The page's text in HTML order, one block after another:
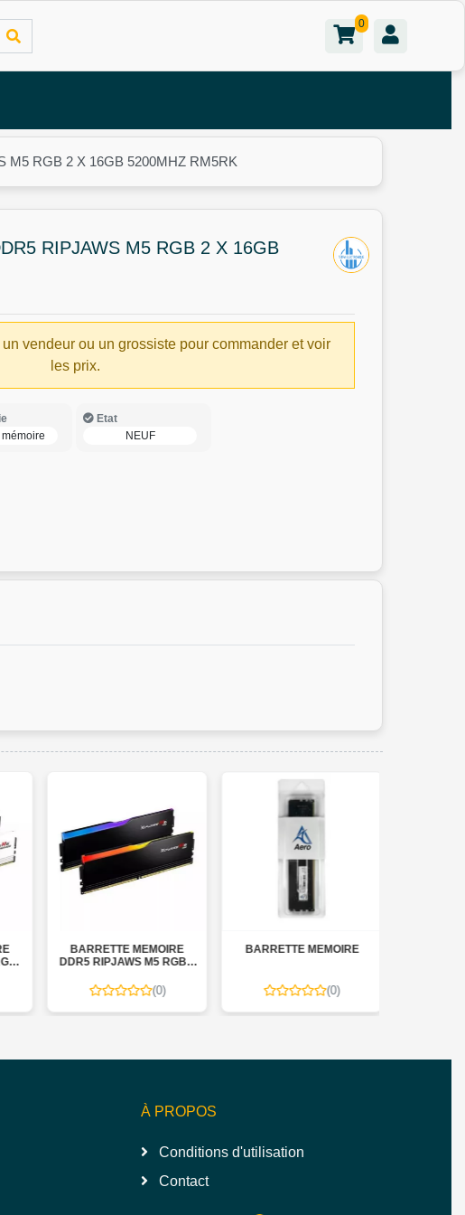
0
M5 RGB 2 X 16GB 5200MHZ RM5RK
RIPJAWS M5 RGB 2 X 16GB
vendeur ou un grossiste pour commander et voir
les prix.
mémoire
Etat
NEUF
BARRETTE MEMOIRE
DDR5 RIPJAWS M5 RGB 2
(0)
BARRETTE MEMOIRE
(0)
À PROPOS
Conditions d'utilisation
Contact